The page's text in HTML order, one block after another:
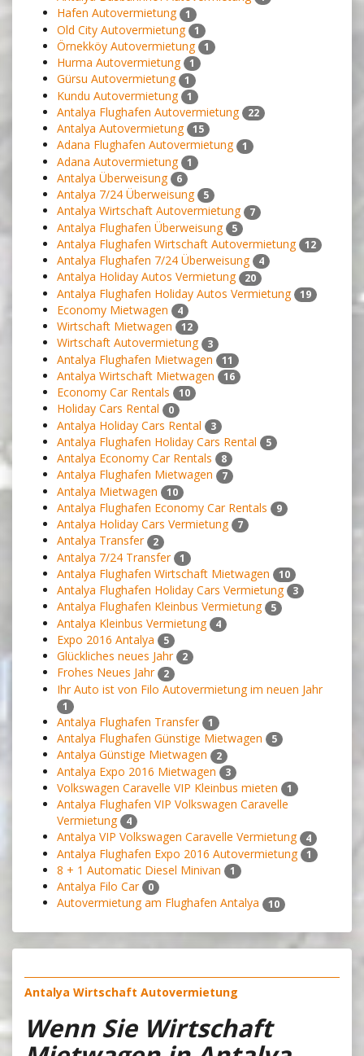
Hafen Autovermietung 1
Old City Autovermietung 1
Örnekköy Autovermietung 1
Hurma Autovermietung 1
Gürsu Autovermietung 1
Kundu Autovermietung 1
Antalya Flughafen Autovermietung 22
Antalya Autovermietung 15
Adana Flughafen Autovermietung 1
Adana Autovermietung 1
Antalya Überweisung 6
Antalya 7/24 Überweisung 5
Antalya Wirtschaft Autovermietung 7
Antalya Flughafen Überweisung 5
Antalya Flughafen Wirtschaft Autovermietung 12
Antalya Flughafen 7/24 Überweisung 4
Antalya Holiday Autos Vermietung 20
Antalya Flughafen Holiday Autos Vermietung 19
Economy Mietwagen 4
Wirtschaft Mietwagen 12
Wirtschaft Autovermietung 3
Antalya Flughafen Mietwagen 11
Antalya Wirtschaft Mietwagen 16
Economy Car Rentals 10
Holiday Cars Rental 0
Antalya Holiday Cars Rental 3
Antalya Flughafen Holiday Cars Rental 5
Antalya Economy Car Rentals 8
Antalya Flughafen Mietwagen 7
Antalya Mietwagen 10
Antalya Flughafen Economy Car Rentals 9
Antalya Holiday Cars Vermietung 7
Antalya Transfer 2
Antalya 7/24 Transfer 1
Antalya Flughafen Wirtschaft Mietwagen 10
Antalya Flughafen Holiday Cars Vermietung 3
Antalya Flughafen Kleinbus Vermietung 5
Antalya Kleinbus Vermietung 4
Expo 2016 Antalya 5
Glückliches neues Jahr 2
Frohes Neues Jahr 2
Ihr Auto ist von Filo Autovermietung im neuen Jahr
1
Antalya Flughafen Transfer 1
Antalya Flughafen Günstige Mietwagen 5
Antalya Günstige Mietwagen 2
Antalya Expo 2016 Mietwagen 3
Volkswagen Caravelle VIP Kleinbus mieten 1
Antalya Flughafen VIP Volkswagen Caravelle
Vermietung
4
Antalya VIP Volkswagen Caravelle Vermietung 4
Antalya Flughafen Expo 2016 Autovermietung 1
8 + 1 Automatic Diesel Minivan 1
Antalya Filo Car 0
Autovermietung am Flughafen Antalya 10
Antalya Wirtschaft Autovermietung
Wenn Sie Wirtschaft